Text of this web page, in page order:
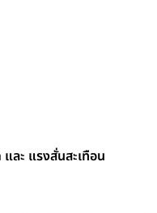
ละ แรงสั่นสะเทือน